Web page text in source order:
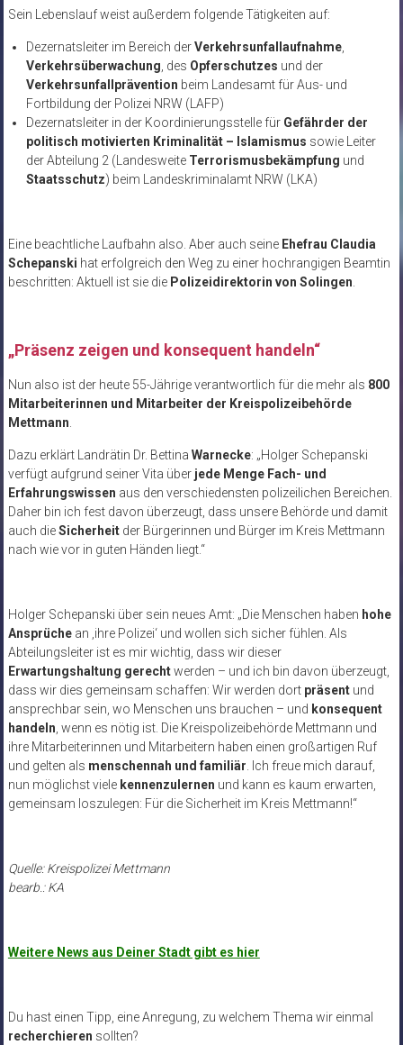
Sein Lebenslauf weist außerdem folgende Tätigkeiten auf:
Dezernatsleiter im Bereich derVerkehrsunfallaufnahme,
Verkehrsüberwachung, des Opferschutzes und der
Verkehrsunfallprävention beim Landesamt für Aus- und
Fortbildung der Polizei NRW (LAFP)
Dezernatsleiter in der Koordinierungsstelle für Gefährder der
politisch motivierten Kriminalität – Islamismus sowie Leiter
der Abteilung 2 (Landesweite Terrorismusbekämpfung und
Staatsschutz) beim Landeskriminalamt NRW (LKA)
Eine beachtliche Laufbahn also. Aber auch seine Ehefrau Claudia
Schepanski hat erfolgreich den Weg zu einer hochrangigen Beamtin
beschritten: Aktuell ist sie die Polizeidirektorin von Solingen.
„Präsenz zeigen und konsequent handeln“
Nun also ist der heute 55-Jährige verantwortlich für die mehr als 800
Mitarbeiterinnen und Mitarbeiter der Kreispolizeibehörde
Mettmann.
Dazu erklärt Landrätin Dr. Bettina Warnecke: „Holger Schepanski
verfügt aufgrund seiner Vita über jede Menge Fach- und
Erfahrungswissen aus den verschiedensten polizeilichen Bereichen.
Daher bin ich fest davon überzeugt, dass unsere Behörde und damit
auch dieSicherheitder Bürgerinnen und Bürger im Kreis Mettmann
nach wie vor in guten Händen liegt.“
Holger Schepanski über sein neues Amt: „Die Menschen haben hohe
Ansprüchean ‚ihre Polizei‘ und wollen sich sicher fühlen. Als
Abteilungsleiter ist es mir wichtig, dass wir dieser
Erwartungshaltung gerechtwerden – und ich bin davon überzeugt,
dass wir dies gemeinsam schaffen: Wir werden dort präsentund
ansprechbar sein, wo Menschen uns brauchen – und konsequent
handeln, wenn es nötig ist. Die Kreispolizeibehörde Mettmann und
ihre Mitarbeiterinnen und Mitarbeitern haben einen großartigen Ruf
und gelten als menschennah und familiär. Ich freue mich darauf,
nun möglichst viele kennenzulernen und kann es kaum erwarten,
gemeinsam loszulegen: Für die Sicherheit im Kreis Mettmann!“
Quelle: Kreispolizei Mettmann
bearb.: KA
Weitere News aus Deiner Stadt gibt es hier
Du hast einen Tipp, eine Anregung, zu welchem Thema wir einmal
recherchieren sollten?